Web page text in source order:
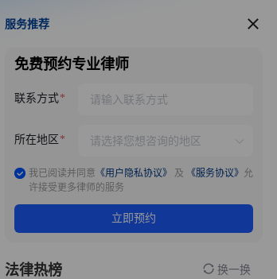
服务推荐
服务推荐
免费预约专业律师
联系方式
所在地区
我已阅读并同意 《用户隐私协议》 及 《服务协议》 允
许接受更多律师的服务
立即预约
法律热榜 换一换